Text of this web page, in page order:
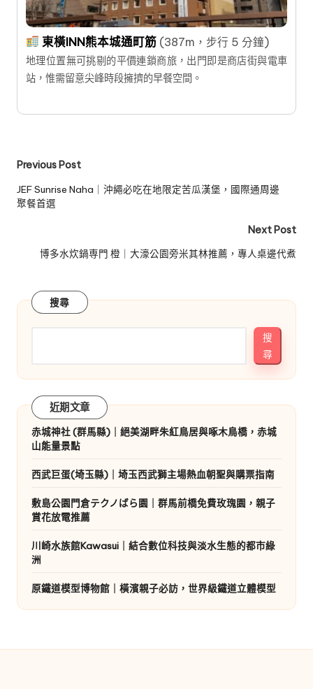
東橫INN熊本城通町筋 (387m，步行 5 分鐘)
地理位置無可挑剔的平價連鎖商旅，出門即是商店街與電車
站，惟需留意尖峰時段擁擠的早餐空間。
Post
navigation
Previous Post
JEF Sunrise Naha｜沖繩必吃在地限定苦瓜漢堡，國際通周邊
聚餐首選
Next Post
博多水炊鍋専門 橙｜大濠公園旁米其林推薦，專人桌邊代煮
搜尋
搜
尋
近期文章
赤城神社 (群馬縣)｜絕美湖畔朱紅鳥居與啄木鳥橋，赤城
山能量景點
西武巨蛋(埼玉縣)｜埼玉西武獅主場熱血朝聖與購票指南
敷島公園門倉テクノばら園｜群馬前橋免費玫瑰園，親子
賞花放電推薦
川崎水族館Kawasui｜結合數位科技與淡水生態的都市綠
洲
原鐵道模型博物館｜橫濱親子必訪，世界級鐵道立體模型